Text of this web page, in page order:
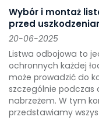
Wybór i montaż
przed
20-06-2025
Listwa odbojowa to
ochronnych każdej
może prowadzić do
szczególnie
nabrzeżem. W tym
przedstawiamy